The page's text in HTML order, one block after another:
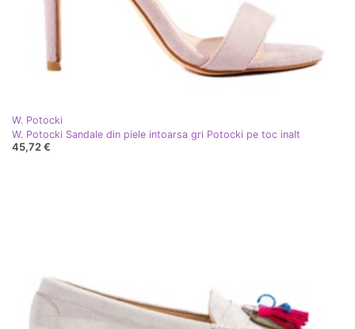
W. Potocki
W. Potocki Sandale din piele intoarsa gri Potocki pe toc inalt
45,72 €